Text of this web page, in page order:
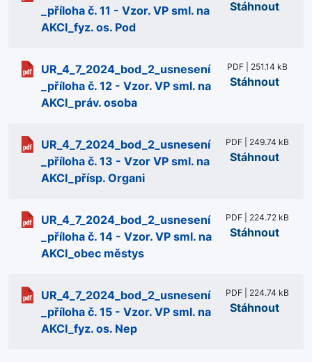
_příloha č. 11 - Vzor. VP sml. na
AKCI_fyz. os. Pod
Stáhnout
UR_4_7_2024_bod_2_usnesení
_příloha č. 12 - Vzor. VP sml. na
AKCI_práv. osoba
PDF | 251.14 kB
Stáhnout
UR_4_7_2024_bod_2_usnesení
_příloha č. 13 - Vzor VP sml. na
AKCI_přísp. Organi
PDF | 249.74 kB
Stáhnout
UR_4_7_2024_bod_2_usnesení
_příloha č. 14 - Vzor. VP sml. na
AKCI_obec městys
PDF | 224.72 kB
Stáhnout
UR_4_7_2024_bod_2_usnesení
_příloha č. 15 - Vzor. VP sml. na
AKCI_fyz. os. Nep
PDF | 224.74 kB
Stáhnout